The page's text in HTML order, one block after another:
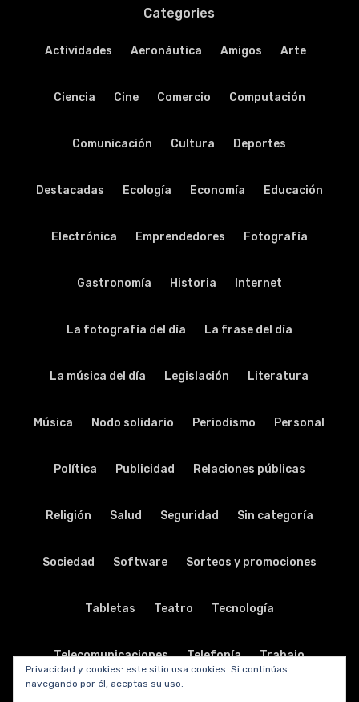
Categories
Actividades Aeronáutica Amigos Arte
Ciencia Cine Comercio Computación
Comunicación Cultura Deportes
Destacadas Ecología Economía Educación
Electrónica Emprendedores Fotografía
Gastronomía Historia Internet
La fotografía del día La frase del día
La música del día Legislación Literatura
Música Nodo solidario Periodismo Personal
Política Publicidad Relaciones públicas
Religión Salud Seguridad Sin categoría
Sociedad Software Sorteos y promociones
Tabletas Teatro Tecnología
Telecomunicaciones Telefonía Trabajo
Privacidad y cookies: este sitio usa cookies. Si continúas
navegando por él, aceptas su uso.